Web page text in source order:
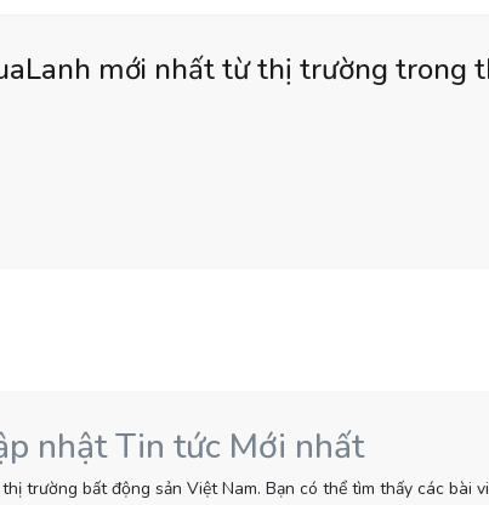
mới nhất từ thị trường trong
nhật Tin tức Mới nhất
trường bất động sản Việt Nam. Bạn có thể tìm thấy các bài